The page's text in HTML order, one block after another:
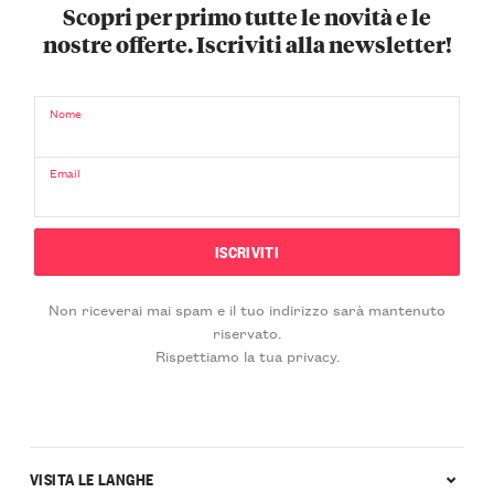
Scopri per primo tutte le novità e le
nostre offerte. Iscriviti alla newsletter!
Nome
Email
Non riceverai mai spam e il tuo indirizzo sarà mantenuto
riservato.
Rispettiamo la tua privacy.
VISITA LE LANGHE